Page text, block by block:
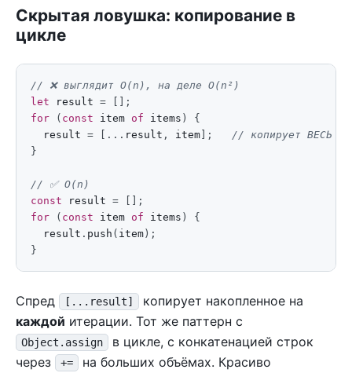
Скрытая ловушка: копирование в
цикле
let
result =
[];
for
( const item of items )
{
result = [... result , item];
}
const
result =
[];
for
( const item of items )
{
result . push ( item);
}
Спред [...result]
копирует накопленное на
каждой итерации. Тот же паттерн с
Object.assign в цикле, с конкатенацией строк
через
+= на больших объёмах. Красиво